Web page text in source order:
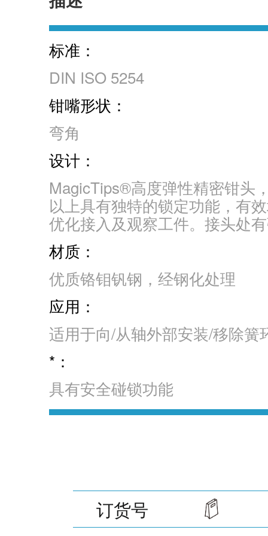
标准：
DIN ISO 5254
钳嘴形状：
弯角
设计：
MagicTips®高度弹性精密钳头
以上具有独特的锁定功能，有
优化接入及观察工件。接头处
材质：
优质铬钼钒钢，经钢化处理
应用：
适用于向/从轴外部安装/移除簧
*：
具有安全碰锁功能
订货号